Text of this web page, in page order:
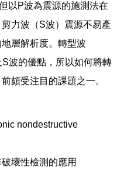
以P波為震源的施測法在
力波（S波）震源不易產
層解析度。轉型波
S波的優點，所以如何將轉
頗受注目的課題之一。
nondestructive
壞性檢測的應用